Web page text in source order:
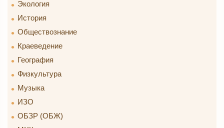
Экология
История
Обществознание
Краеведение
География
Физкультура
Музыка
ИЗО
ОБЗР (ОБЖ)